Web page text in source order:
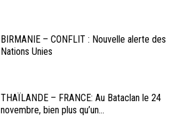
BIRMANIE – CONFLIT : Nouvelle alerte des
Nations Unies
THAÏLANDE – FRANCE: Au Bataclan le 24
novembre, bien plus qu’un...